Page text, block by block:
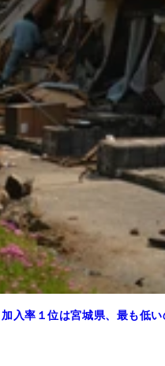
ない。罹災すると家屋の
る詐欺が横行している。
入率１位は宮城県、最も低